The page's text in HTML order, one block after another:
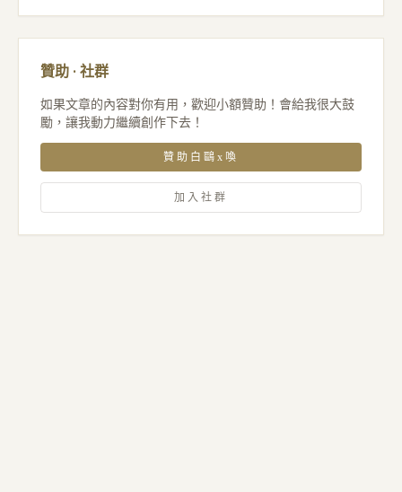
贊助 · 社群
如果文章的內容對你有用，歡迎小額贊助！會給我很大鼓
勵，讓我動力繼續創作下去！
贊助白鷗x喚
加入社群